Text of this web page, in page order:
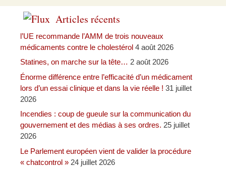
Articles récents
l’UE recommande l’AMM de trois nouveaux
médicaments contre le cholestérol 4 août 2026
Statines, on marche sur la tête… 2 août 2026
Énorme différence entre l’efficacité d’un médicament
lors d’un essai clinique et dans la vie réelle ! 31 juillet
2026
Incendies : coup de gueule sur la communication du
gouvernement et des médias à ses ordres. 25 juillet
2026
Le Parlement européen vient de valider la procédure
« chatcontrol » 24 juillet 2026